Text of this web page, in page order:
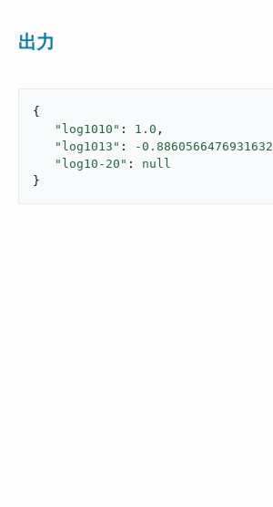
出力
{
"log1010" : 1.0 ,
"log1013" : -0.8860566476931632
"log10-20" : null
}